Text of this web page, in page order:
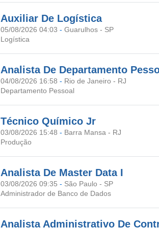
Auxiliar De Logística
05/08/2026 04:03 - Guarulhos - SP
Logística
Analista De Departamento
04/08/2026 16:58 - Rio de Janeiro - RJ
Departamento Pessoal
Técnico Químico Jr
03/08/2026 15:48 - Barra Mansa - RJ
Produção
Analista De Master Data I
03/08/2026 09:35 - São Paulo - SP
Administrador de Banco de Dados
Analista Administrativo De